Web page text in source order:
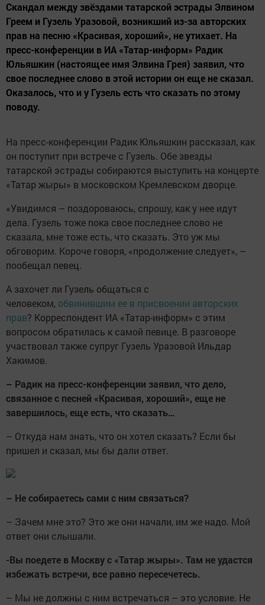
Скандал между звёздами татарской эстрады Элвином
Греем и Гузель Уразовой, возникший из-за авторских
прав на песню «Красивая, хороший», не утихает. На
пресс-конференции в ИА «Татар-информ» Радик
Юльяшкин (настоящее имя Элвина Грея) заявил, что
свое последнее слово в этой истории он еще не сказал.
Оказалось, что и у Гузель есть что сказать по этому
поводу.
На пресс-конференции Радик Юльяшкин рассказал, как
он поступит при встрече с Гузель. Обе звезды
татарской эстрады собираются выступить на концерте
«Татар жыры» в московском Кремлевском дворце.
«Увидимся – поздороваюсь, спрошу, как у нее идут
дела. Гузель тоже пока свое последнее слово не
сказала, мне тоже есть, что сказать. Это уж мы
обговорим. Короче говоря, «продолжение следует», –
пообещал певец.
А захочет ли Гузель общаться с
человеком, обвинившим ее в присвоении авторских
прав? Корреспондент ИА «Татар-информ» с этим
вопросом обратилась к самой певице. В разговоре
участвовал также супруг Гузель Уразовой Ильдар
Хакимов.
– Радик на пресс-конференции заявил, что дело,
связанное с песней «Красивая, хороший», еще не
завершилось, еще есть, что сказать…
– Откуда нам знать, что он хотел сказать? Если бы
пришел и сказал, мы бы дали ответ.
– Не собираетесь сами с ним связаться?
– Зачем мне это? Это же они начали, им же надо. Мой
ответ они слышали.
-Вы поедете в Москву с «Татар жыры». Там не удастся
избежать встречи, все равно пересечетесь.
– Мы не должны с ним встречаться – это условие. Не